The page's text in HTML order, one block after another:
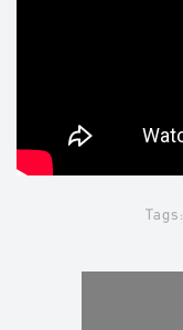
Tags: